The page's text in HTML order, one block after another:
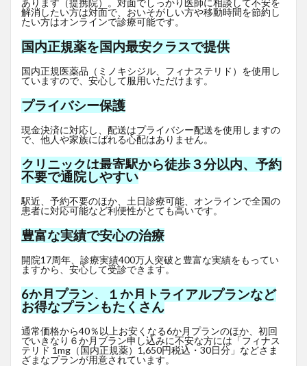
あります（提携院）。対面でしっかり医師に相談して不安を
解消したい方は対面で、おいそがしい方や移動時間を節約し
たい方はオンラインで診療可能です。
国内正規薬を国内最安クラスで提供
国内正規医薬品（ミノキシジル、フィナステリド）を使用し
ていますので、安心して服用いただけます。
プライバシー保護
現金決済に対応し、配送はプライバシー配送を使用しますの
で、他人や家族にばれる心配はありません。
クリニックは最寄駅から徒歩３分以内、予約
不要で通院しやすい
駅近、予約不要のほか、土日診療可能、オンラインで全国の
患者に対応可能など利便性がとても高いです。
豊富な実績で安心の治療
開院17周年、診療実績400万人突破と豊富な実績をもってい
ますから、安心して受診できます。
6か月プラン、１か月トライアルプランなど
お得なプランもたくさん
通常価格から40％以上お安くなる6か月プランのほか、初回
でいきなり６か月ブラン申し込みに不安な方には「フィナス
テリド 1mg（国内正規薬）1,650円税込・30日分」などさま
ざまなプランが用意されています。